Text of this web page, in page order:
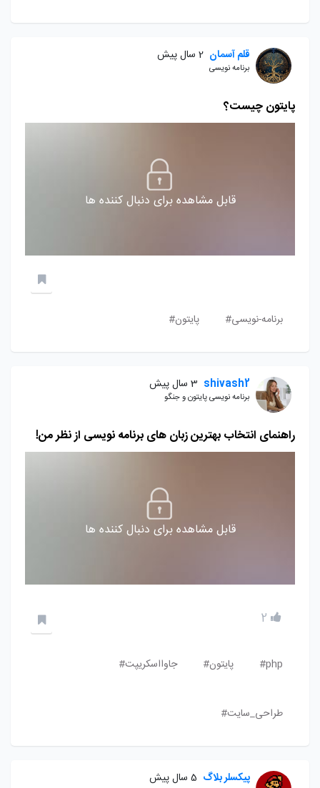
قلم آسمان 2 سال پیش
برنامه نویسی
پایتون چیست؟
قابل مشاهده برای دنبال کننده ها
برنامه-نویسی# پایتون#
shivash2 3 سال پیش
برنامه نویسی پایتون و جنگو
راهنمای انتخاب بهترین زبان های برنامه نویسی از نظر من!
قابل مشاهده برای دنبال کننده ها
2
php# پایتون# جاوااسکریپت#
طراحی_سایت#
پیکسلر بلاگ 5 سال پیش